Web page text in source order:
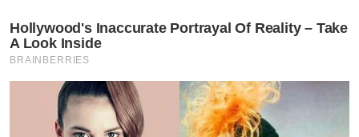
ขอแนะนำ
Hollywood's Inaccurate Portrayal Of Reality – Take
A Look Inside
BRAINBERRIES